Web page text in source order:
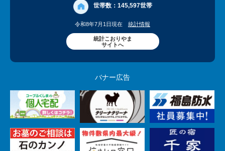
世帯数： 145,597世帯
令和8年7月1日現在 統計情報
統計こおりやま
サイトへ
バナー広告